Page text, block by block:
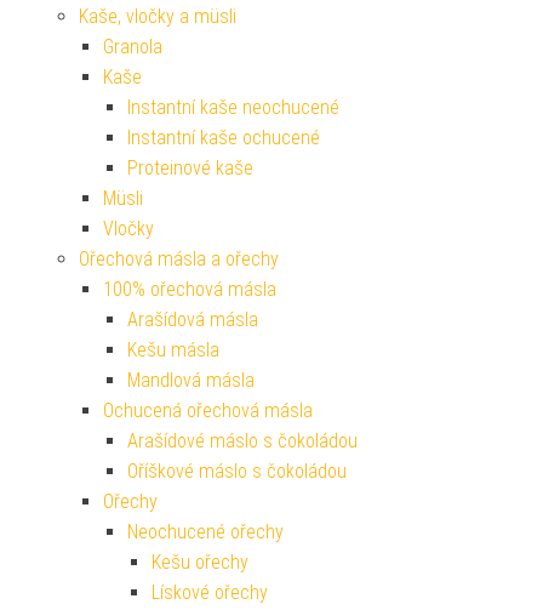
Kaše, vločky a müsli
Granola
Kaše
Instantní kaše neochucené
Instantní kaše ochucené
Proteinové kaše
Müsli
Vločky
Ořechová másla a ořechy
100% ořechová másla
Arašídová másla
Kešu másla
Mandlová másla
Ochucená ořechová másla
Arašídové máslo s čokoládou
Oříškové máslo s čokoládou
Ořechy
Neochucené ořechy
Kešu ořechy
Lískové ořechy